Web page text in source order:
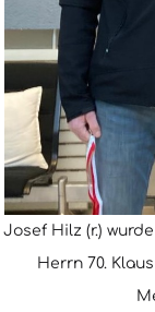
Josef Hilz (r.)
Herrn 70.